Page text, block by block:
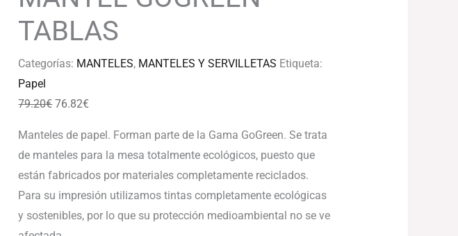
TABLAS
Categorías: MANTELES, MANTELES Y SERVILLETAS Etiqueta:
Papel
79.20€ 76.82€
Manteles de papel. Forman parte de la Gama GoGreen. Se trata
de manteles para la mesa totalmente ecológicos, puesto que
están fabricados por materiales completamente reciclados.
Para su impresión utilizamos tintas completamente ecológicas
y sostenibles, por lo que su protección medioambiental no se ve